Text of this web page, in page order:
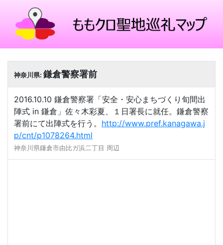
神奈川県: 鎌倉警察署前
2016.10.10 鎌倉警察署「安全・安心まちづくり旬間出
陣式 in 鎌倉」佐々木彩夏、１日署長に就任。鎌倉警察
署前にて出陣式を行う。 http://www.pref.kanagawa.j
p/cnt/p1078264.html
神奈川県鎌倉市由比ガ浜二丁目 周辺